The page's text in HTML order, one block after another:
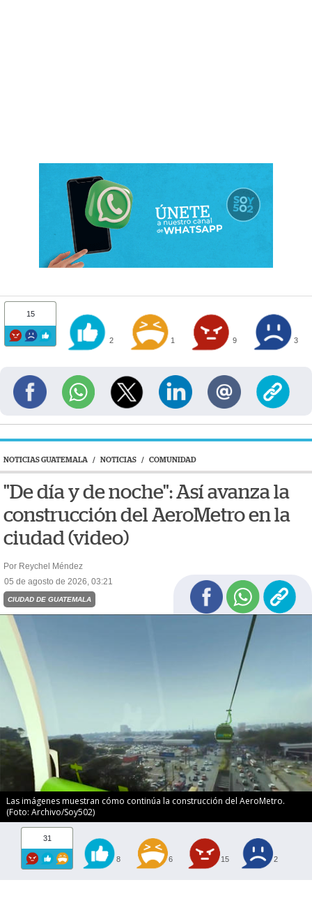
15
2 1 9 3
NOTICIAS GUATEMALA / NOTICIAS / COMUNIDAD
"De día y de noche": Así avanza la
construcción del AeroMetro en la
ciudad (video)
Por Reychel Méndez
05 de agosto de 2026, 03:21
CIUDAD DE GUATEMALA
Las imágenes muestran cómo continúa la construcción del AeroMetro.
(Foto: Archivo/Soy502)
31
8 6 15 2